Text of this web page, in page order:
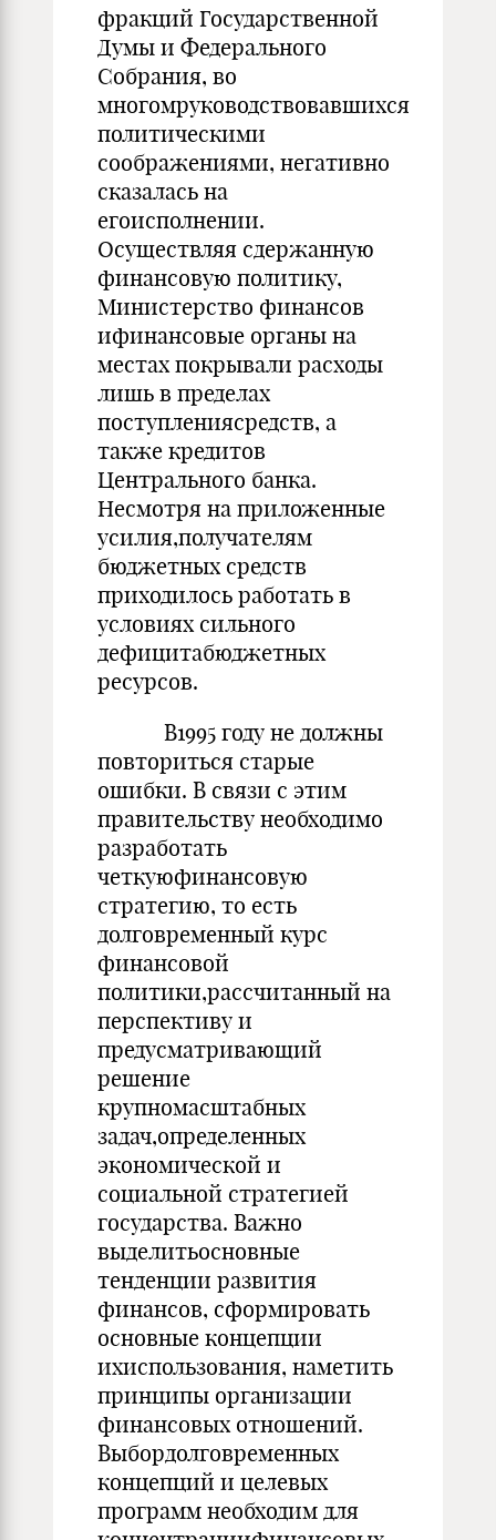
фракций Государственной
Думы и Федерального
Собрания, во
многомруководствовавшихся
политическими
соображениями, негативно
сказалась на
егоисполнении.
Осуществляя сдержанную
финансовую политику,
Министерство финансов
ифинансовые органы на
местах покрывали расходы
лишь в пределах
поступлениясредств, а
также кредитов
Центрального банка.
Несмотря на приложенные
усилия,получателям
бюджетных средств
приходилось работать в
условиях сильного
дефицитабюджетных
ресурсов.
В1995 году не должны
повториться старые
ошибки. В связи с этим
правительству необходимо
разработать
четкуюфинансовую
стратегию, то есть
долговременный курс
финансовой
политики,рассчитанный на
перспективу и
предусматривающий
решение
крупномасштабных
задач,определенных
экономической и
социальной стратегией
государства. Важно
выделитьосновные
тенденции развития
финансов, сформировать
основные концепции
ихиспользования, наметить
принципы организации
финансовых отношений.
Выбордолговременных
концепций и целевых
программ необходим для